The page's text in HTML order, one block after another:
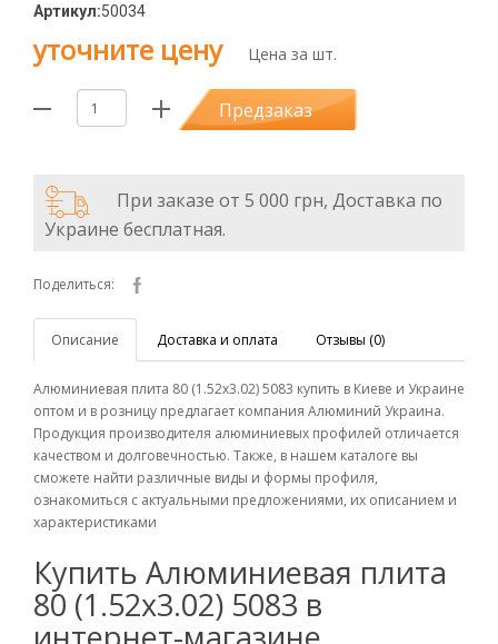
Артикул:50034
уточните цену Цена за шт.
Предзаказ
При заказе от 5 000 грн, Доставка по
Украине бесплатная.
Поделиться:
Описание Доставка и оплата Отзывы (0)
Алюминиевая плита 80 (1.52х3.02) 5083 купить в Киеве и Украине
оптом и в розницу предлагает компания Алюминий Украина.
Продукция производителя алюминиевых профилей отличается
качеством и долговечностью. Также, в нашем каталоге вы
сможете найти различные виды и формы профиля,
ознакомиться с актуальными предложениями, их описанием и
характеристиками
Купить Алюминиевая плита
80 (1.52х3.02) 5083 в